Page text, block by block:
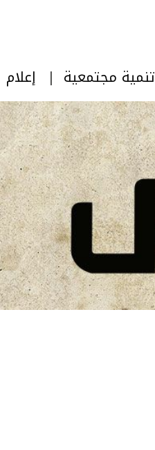
تنمية مجتمعية إعلام